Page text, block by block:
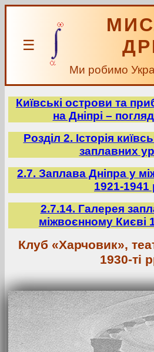
☰
Ми робимо
Київські острови та
на Дніпрі –
Розділ 2. Історія
заплавних
2.7. Заплава Дніпра у
1921-1941
2.7.14. Галерея
міжвоєнному Києві
Клуб «Харчовик»,
1930-ті